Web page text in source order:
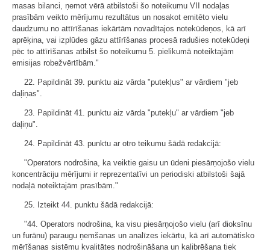
masas bilanci, ņemot vērā atbilstoši šo noteikumu VII nodaļas
prasībām veikto mērījumu rezultātus un nosakot emitēto vielu
daudzumu no attīrīšanas iekārtām novadītajos notekūdeņos, kā arī
aprēķina, vai izplūdes gāzu attīrīšanas procesā radušies notekūdeņi
pēc to attīrīšanas atbilst šo noteikumu 5. pielikumā noteiktajām
emisijas robežvērtībām."
22. Papildināt 39. punktu aiz vārda "putekļus" ar vārdiem "jeb
daļiņas".
23. Papildināt 41. punktu aiz vārda "putekļu" ar vārdiem "jeb
daļiņu".
24. Papildināt 43. punktu ar otro teikumu šādā redakcijā:
"Operators nodrošina, ka veiktie gaisu un ūdeni piesārņojošo vielu
koncentrāciju mērījumi ir reprezentatīvi un periodiski atbilstoši šajā
nodaļā noteiktajām prasībām."
25. Izteikt 44. punktu šādā redakcijā:
"44. Operators nodrošina, ka visu piesārņojošo vielu (arī dioksīnu
un furānu) paraugu ņemšanas un analīzes iekārtu, kā arī automātisko
mērīšanas sistēmu kvalitātes nodrošināšana un kalibrēšana tiek